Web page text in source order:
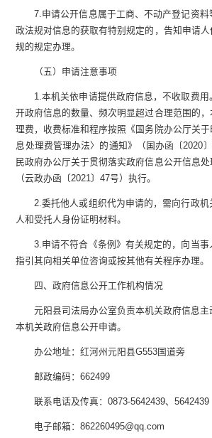
7.申请公开信息属于工商、不动产登记资
政法规对信息的获取有特别规定的，告知申请
规的规定办理。
（五）申请注意事项
1.本机关依申请提供政府信息，不收取费
开政府信息的数量、频次明显超过合理范围的
理费，收费标准和程序按照《国务院办公厅关
息处理费管理办法〉的通知》（国办函〔2020〕
民政府办公厅关于贯彻落实政府信息公开信息处
（云政办函〔2021〕47号）执行。
2.委托他人或组织代为申请的，需向行政
人和受托人身份证明材料。
3.申请不符合《条例》有关规定的，向当
指引其向相关单位咨询或按其他有关程序办理。
四、政府信息公开工作机构情况
元阳县司法局办公室负责本机关政府信息
本机关政府信息公开申请。
办公地址：红河州元阳县G553国道旁
邮政编码： 662499
联系电话及传真： 0873-5642439、 5642439
电子邮箱 ： 862260495@qq.com